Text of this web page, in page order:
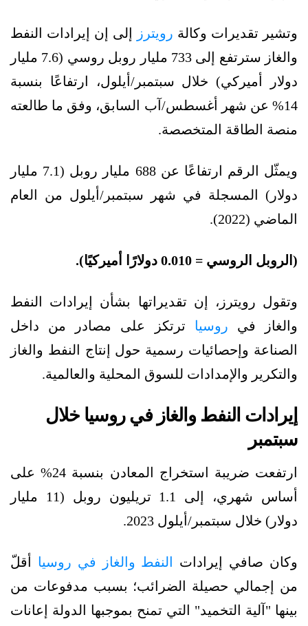
وتشير تقديرات وكالة رويترز
إلى إن إيرادات النفط
والغاز سترتفع إلى 733 مليار روبل روسي (7.6 مليار
دولار أميركي) خلال سبتمبر/أيلول، ارتفاعًا بنسبة
14% عن شهر أغسطس/آب السابق، وفق ما طالعته
منصة الطاقة المتخصصة.
ويمثّل الرقم ارتفاعًا عن 688 مليار روبل (7.1 مليار
دولار) المسجلة في شهر سبتمبر/أيلول من العام
الماضي (2022).
(الروبل الروسي = 0.010 دولارًا أميركيًا).
وتقول رويترز، إن تقديراتها بشأن إيرادات النفط
والغاز في روسيا ترتكز على مصادر من داخل
الصناعة وإحصائيات رسمية حول إنتاج النفط والغاز
والتكرير والإمدادات للسوق المحلية والعالمية.
إيرادات النفط والغاز في روسيا خلال
سبتمبر
ارتفعت ضريبة استخراج المعادن بنسبة 24% على
أساس شهري، إلى 1.1 تريليون روبل (11 مليار
دولار) خلال سبتمبر/أيلول 2023.
وكان صافي إيرادات النفط والغاز في روسيا أقلّ
من إجمالي حصيلة الضرائب؛ بسبب مدفوعات من
بينها "آلية التخميد" التي تمنح بموجبها الدولة إعانات